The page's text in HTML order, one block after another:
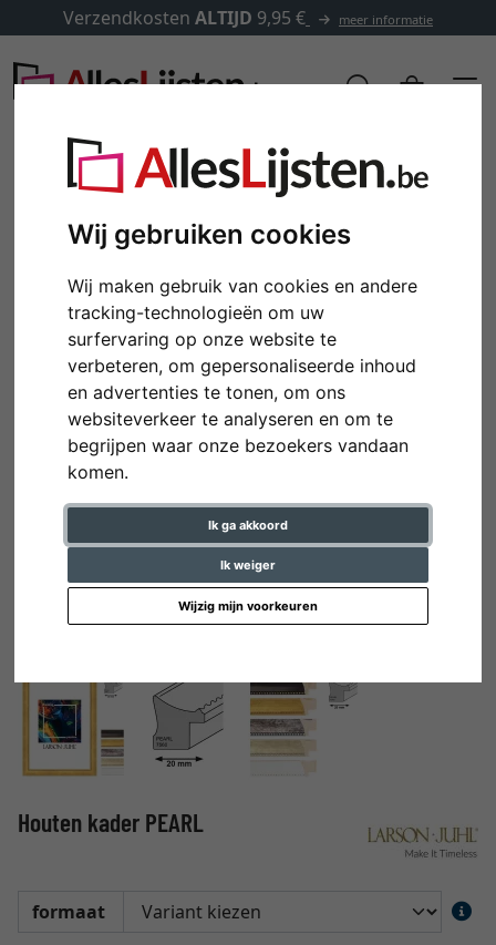
Wij gebruiken cookies
Wij maken gebruik van cookies en andere
tracking-technologieën om uw
surfervaring op onze website te
verbeteren, om gepersonaliseerde inhoud
en advertenties te tonen, om ons
websiteverkeer te analyseren en om te
begrijpen waar onze bezoekers vandaan
komen.
Ik ga akkoord
Ik weiger
Wijzig mijn voorkeuren
Verzendkosten ALTIJD 9,95 € meer informatie
Terug
Houten kader PEARL
formaat